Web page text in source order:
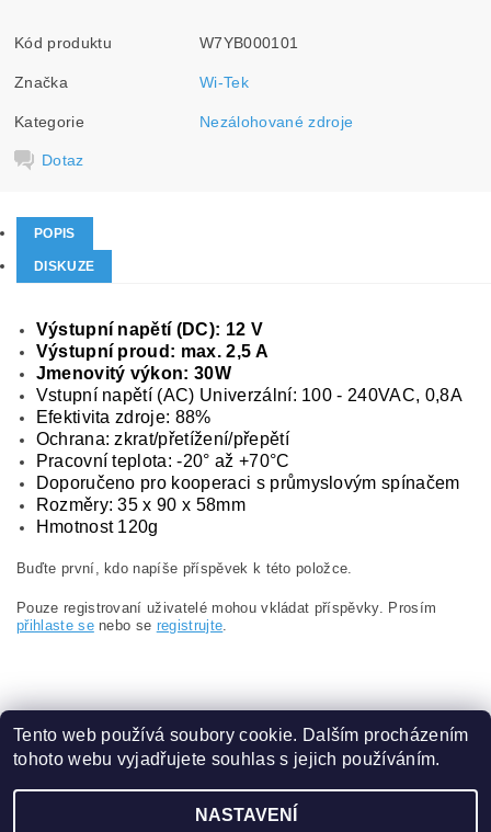
Kód produktu W7YB000101
Značka Wi-Tek
Kategorie Nezálohované zdroje
Dotaz
POPIS
DISKUZE
Výstupní napětí (DC): 12 V
Výstupní proud: max. 2,5 A
Jmenovitý výkon: 30W
Vstupní napětí (AC) Univerzální: 100 - 240VAC, 0,8A
Efektivita zdroje: 88%
Ochrana: zkrat/přetížení/přepětí
Pracovní teplota: -20° až +70°C
Doporučeno pro kooperaci s průmyslovým spínačem
Rozměry: 35 x 90 x 58mm
Hmotnost 120g
Buďte první, kdo napíše příspěvek k této položce.
Pouze registrovaní uživatelé mohou vkládat příspěvky. Prosím
přihlaste senebo se registrujte.
Obchodní podmínky | Ochrana osobních údajů
Tento web používá soubory cookie. Dalším procházením
tohoto webu vyjadřujete souhlas s jejich používáním.
NASTAVENÍ